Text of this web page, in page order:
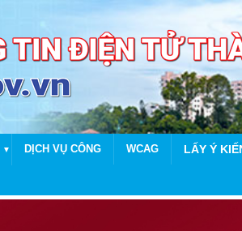
▼ DỊCH VỤ CÔNG WCAG LẤY Ý